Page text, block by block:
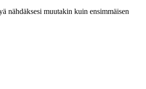
nähdäksesi muutakin kuin ensimmäisen